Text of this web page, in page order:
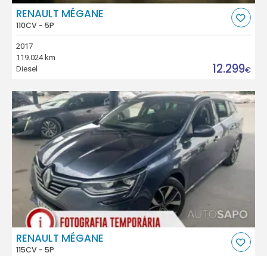
RENAULT MÉGANE
110CV - 5P
2017
119.024 km
Diesel
12.299€
RENAULT MÉGANE
115CV - 5P